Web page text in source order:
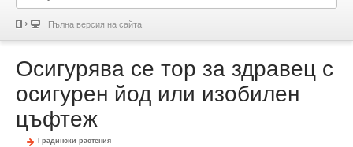
Пълна версия на сайта
Осигурява се тор за здравец с
осигурен йод или изобилен
цъфтеж
Градински растения